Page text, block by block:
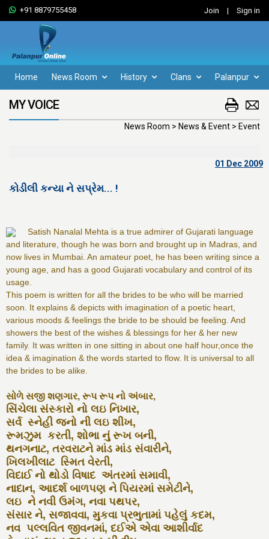
+91 8879755458 Join | Sign in
Home News Room History Clans Palanpur
MY VOICE
News Room > News & Event > Event
01 Dec 2009
કોડીલી કન્યા ને સપ્રેમ... !
Satish Nanalal Mehta is a true admirer of Gujarati language
and literature, though he was born and brought up in Madras, and
now lives in Mumbai. An amateur poet, he has been writing since a
young age, and has a good Gujarati vocabulary and control of its
usage.
This poem is written for all the brides to be who will be married
soon. It explains & depicts with imagination of a poetic heart,
various moods & feelings the bride to be should be feeling. And
showers the best of the wishes & blessings for her & her new
family. It was written in one sitting in about one half hour,once the
idea & imagination & the words started to flow. It is universal to all
the brides to be alike.
સોળે સજી શણગાર, રૂપ રૂપ નો અંબાર,
સિંચેલા સંસ્કારો નો લઇ નિખાર,
સર્વ સ્નેહી જનો ની લઇ શીખ,
રૂમઝુમ કરતી, શોભા નું રૂખ બની,
થનગનાટ, તરવરાટને માંડ માંડ સંવારીને,
ખિલખીલાટ સ્મિત વેરતી,
વિદાઈ નો થોડો વિષાદ અંતરમાં સમાવી,
નાદાન, આદર્શ બાળપણ ને પિયરમાં સમેટીને,
લઇ ને નવી ઉમંગ, નવા પથપર,
સંસાર ને, સજાવવા, મુકવા પ્રભુતામાં પહેલું કદમ,
નવ પલ્લવિત જીવનમાં, દઈએ એવા આશીર્વાદ